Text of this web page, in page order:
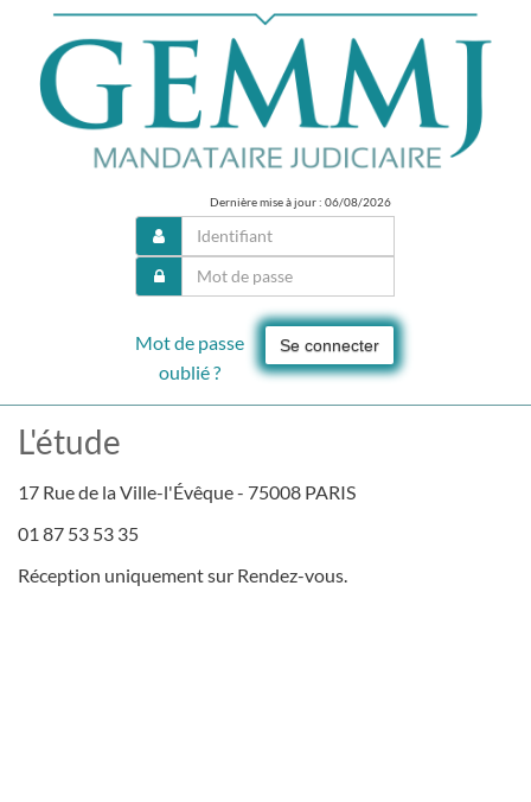
Dernière mise à jour : 06/08/2026
Se connecter
Mot de passe
oublié ?
L'étude
17 Rue de la Ville-l'Évêque - 75008 PARIS
01 87 53 53 35
Réception uniquement sur Rendez-vous.